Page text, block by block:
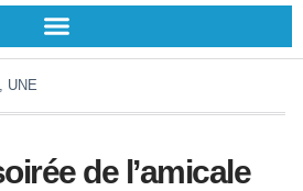
, UNE
de l’amicale